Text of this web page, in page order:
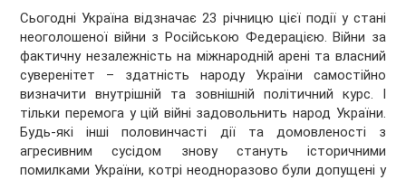
Сьогодні Україна відзначає 23 річницю цієї події у стані
неоголошеної війни з Російською Федерацією. Війни за
фактичну незалежність на міжнародній арені та власний
суверенітет – здатність народу України самостійно
визначити внутрішній та зовнішній політичний курс. І
тільки перемога у цій війні задовольнить народ України.
Будь-які інші половинчасті дії та домовленості з
агресивним сусідом знову стануть історичними
помилками України, котрі неодноразово були допущені у